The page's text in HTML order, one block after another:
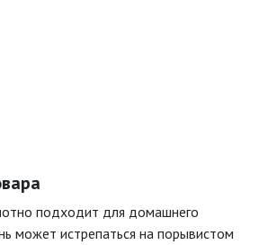
подходит для домашнего
может истрепаться на порывистом